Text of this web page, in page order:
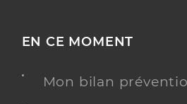
EN CE MOMENT
Mon bilan